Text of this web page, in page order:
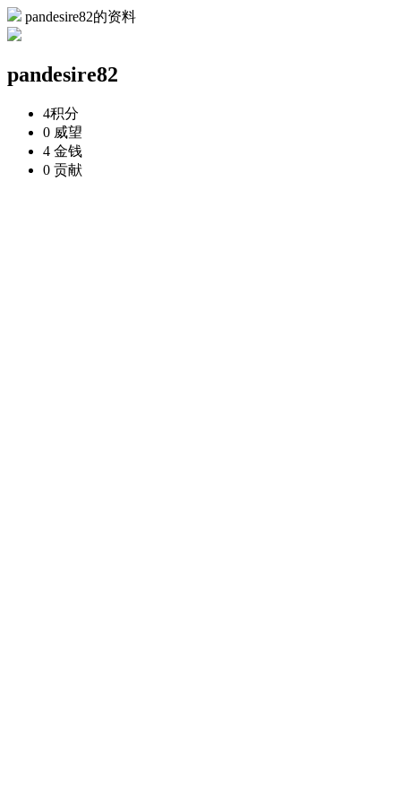
pandesire82的资料
pandesire82
4积分
0 威望
4 金钱
0 贡献